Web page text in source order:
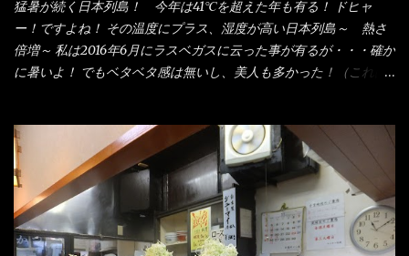
た顔『湯なし？』（これだ全く理解していないな） すると茹で方
の若い女性店員が『いい！いい！！』とオッサンを向こうへやっ
た。 でサッサと、木桶を用意してうどんだけ入れて出して来まし
た。 な～るほど、この事か・・・ で今日の2021年後半1回目のサ
＞サイズを食べられるか？である。 前回も、大しか食べていない
からね、得がどれくらいの満腹度になるのか？ この得サイズの木
桶は、銭湯で使う洗い桶サイズだなぁ～ この木桶サイズに、満々
と湯が注がれていたら食べ進むうちに、麺が伸びてしまうだろ
う。 これなら茹で上がった直後のままで、食べ進められるじゃな
いか！ 別皿で、葱と天かすを満タンに用意して、山葵も2つ。 そ
猛暑が続く日本列島！ 今年は41℃を超えた年も有る！ ドヒャ
ー！ですよね！ その温度にプラス、湿度が高い日本列島～ 熱さ
倍増～ 私は2016年6月にラスベガスに云った事が有るが・・・確か
に暑いよ！ でもベタベタ感は無いし、美人も多かった！（これは
中元は、丁度お盆の夏場に日頃お世話になっている方への＜ご挨
拶＞としての贈り物の習慣です。 今では、大分廃れてしまってい
るかと・・・小生もお中元やお歳暮など送った事は無い！（キッ
パリ） まぁ～この慣習が残っているのは、官公庁や超大手企業戦
士（昇進目的）などの世界でしょう。 要は、ゴマスリ・・・てな
感じかな。 丸亀製麺と云えば、大阪誕生→全国区（北海道と沖縄